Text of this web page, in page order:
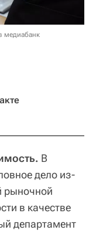
медиабанк
В
дело из-
рыночной
в качестве
департамент